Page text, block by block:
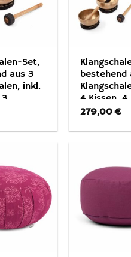
Set,
aus 3
inkl.
& 1
bestehend
4 Kissen, 4
279,00€